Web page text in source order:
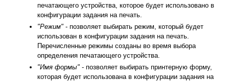
печатающего устройства, которое будет использовано в
конфигурации задания на печать.
"Режим" - позволяет выбирать режим, который будет
использован в конфигурации задания на печать.
Перечисленные режимы созданы во время выбора
определения печатающего устройства.
"Имя формы" - позволяет выбирать принтерную форму,
которая будет использована в конфигурации задания на